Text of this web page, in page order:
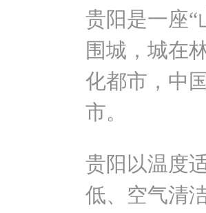
贵阳是一座
围城，城在
化都市，中
市。
贵阳以温度
低、空气清